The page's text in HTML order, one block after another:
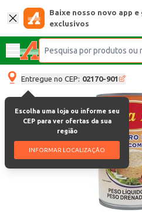
Baixe nosso novo app
exclusivos
Entregue no CEP: 02170-901
Escolha uma loja ou informe seu
CEP para ver ofertas da sua
região
INFORMAR LOCALIZAÇÃO